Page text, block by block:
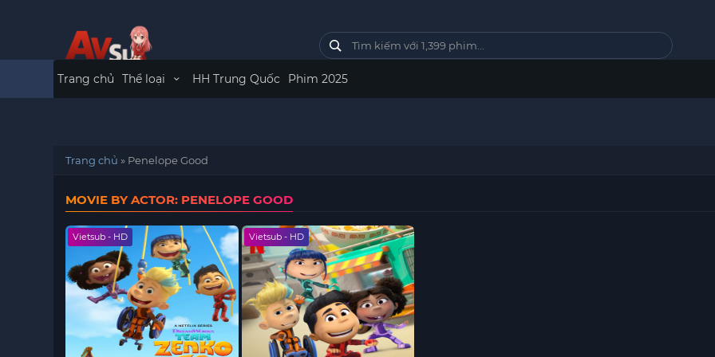
Trang chủ Thể loại HH Trung Quốc Phim 2025
Trang chủ » Penelope Good
MOVIE BY ACTOR: PENELOPE GOOD
Vietsub - HD Vietsub - HD